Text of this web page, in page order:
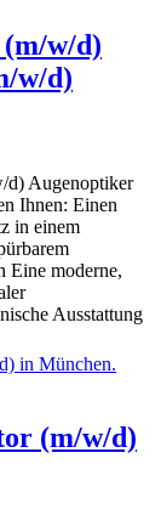
w/d)
w/d)
d) Augenoptiker
Ihnen: Einen
in einem
Eine moderne,
Ausstattung
(m/w/d)